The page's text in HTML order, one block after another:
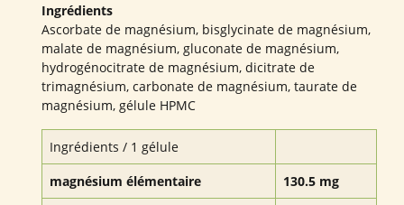
Ingrédients
Ascorbate de magnésium, bisglycinate de magnésium,
malate de magnésium, gluconate de magnésium,
hydrogénocitrate de magnésium, dicitrate de
trimagnésium, carbonate de magnésium, taurate de
magnésium, gélule HPMC
Ingrédients / 1 gélule
magnésium élémentaire
130.5 mg